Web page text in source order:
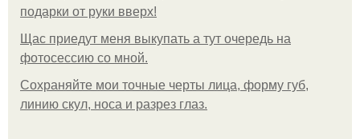
подарки от руки вверх!
Щас приедут меня выкупать а тут очередь на
фотосессию со мной.
Сохраняйте мои точные черты лица, форму губ,
линию скул, носа и разрез глаз.